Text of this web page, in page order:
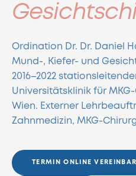
Ordination Dr. Dr. Daniel
Mund-, Kiefer- und
2016–2022
Universitätsklinik für
Wien. Externer
Zahnmedizin, MKG-
TERMIN ONLINE